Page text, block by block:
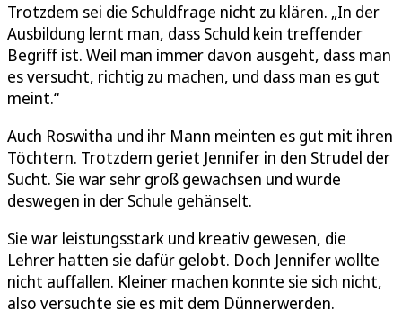
Trotzdem sei die Schuldfrage nicht zu klären. „In der
Ausbildung lernt man, dass Schuld kein treffender
Begriff ist. Weil man immer davon ausgeht, dass man
es versucht, richtig zu machen, und dass man es gut
meint.“
Auch Roswitha und ihr Mann meinten es gut mit ihren
Töchtern. Trotzdem geriet Jennifer in den Strudel der
Sucht. Sie war sehr groß gewachsen und wurde
deswegen in der Schule gehänselt.
Sie war leistungsstark und kreativ gewesen, die
Lehrer hatten sie dafür gelobt. Doch Jennifer wollte
nicht auffallen. Kleiner machen konnte sie sich nicht,
also versuchte sie es mit dem Dünnerwerden.